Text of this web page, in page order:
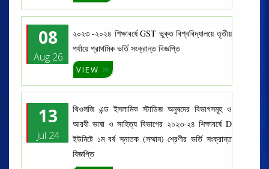
08
Aug 26
২০২৩ -২০২৪ শিক্ষাবর্ষে GST ভুক্ত বিশ্ববিদ্যালয়ে তৃতীয়
পর্যায়ে প্রাথমিক ভর্তি সংক্রান্ত বিজ্ঞপ্তি
VIEW
13
Jul 24
থিওলজি এন্ড ইসলামিক স্টাডিজ অনুষদের বিভাগসমূহ ও
আরবী ভাষা ও সাহিত্য বিভাগের ২০২৩-২৪ শিক্ষাবর্ষে D
ইউনিটে ১ম বর্ষ স্নাতক (সম্মান) শ্রেণীর ভর্তি সংক্রান্ত
বিজ্ঞপ্তি